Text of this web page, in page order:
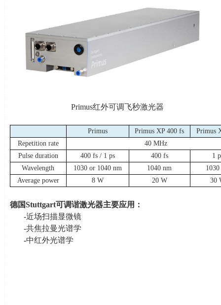
Primus红外可调飞秒激光器
Primus Primus XP 400 fs
Primus
Repetition rate
40 MHz
Pulse duration
400 fs / 1 ps 400 fs
1
Wavelength
1030 or 1040 nm 1040 nm
Average power
8 W 20 W 30
德国Stuttgart可调谐激光器主要应用：
-近场扫描显微镜
-共焦拉曼光谱学
-中红外光谱学